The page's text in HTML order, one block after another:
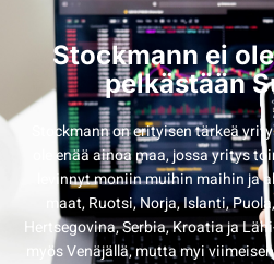
Stockmann ei
pelkästään
Stockmann on erityisen tärkeä
ole enää ainoa maa, jossa yritys
levinnyt moniin muihin maihin ja
maat, Ruotsi, Norja, Islanti,
Hertsegovina, Serbia, Kroatia ja
myös Venäjällä, mutta myi